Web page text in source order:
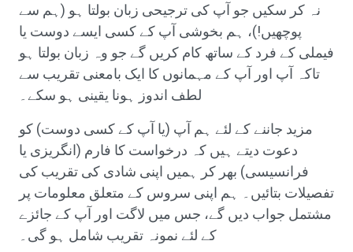
نہ کر سکیں جو آپ کی ترجیحی زبان بولتا ہو (ہم سے
پوچھیں!)، ہم بخوشی آپ کے کسی ایسے دوست یا
فیملی کے فرد کے ساتھ کام کریں گے جو وہ زبان بولتا ہو
تاکہ آپ اور آپ کے مہمانوں کا ایک بامعنی تقریب سے
لطف اندوز ہونا یقینی ہو سکے۔
مزید جاننے کے لئے ہم آپ (یا آپ کے کسی دوست) کو
دعوت دیتے ہیں کہ درخواست کا فارم (انگریزی یا
فرانسیسی) بھر کر ہمیں اپنی شادی کی تقریب کی
تفصیلات بتائیں۔ ہم اپنی سروس کے متعلق معلومات پر
مشتمل جواب دیں گے، جس میں لاگت اور آپ کے جائزے
کے لئے نمونہ تقریب شامل ہو گی۔